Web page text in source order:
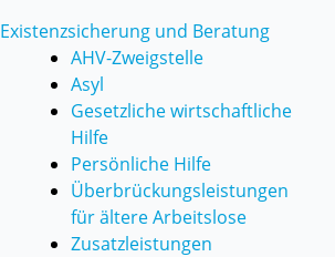
Existenzsicherung und Beratung
AHV-Zweigstelle
Asyl
Gesetzliche wirtschaftliche
Hilfe
Persönliche Hilfe
Überbrückungsleistungen
für ältere Arbeitslose
Zusatzleistungen